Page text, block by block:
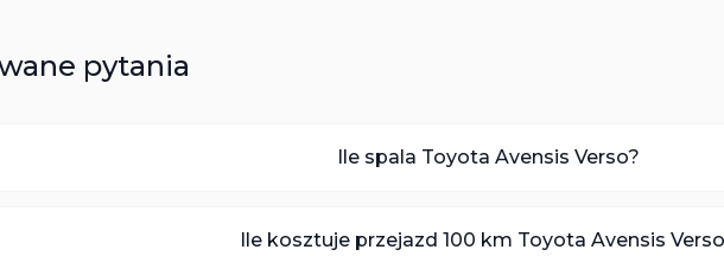
pytania
Ile spala Toyota Avensis Verso?
Ile kosztuje przejazd 100 km Toyota Avensis